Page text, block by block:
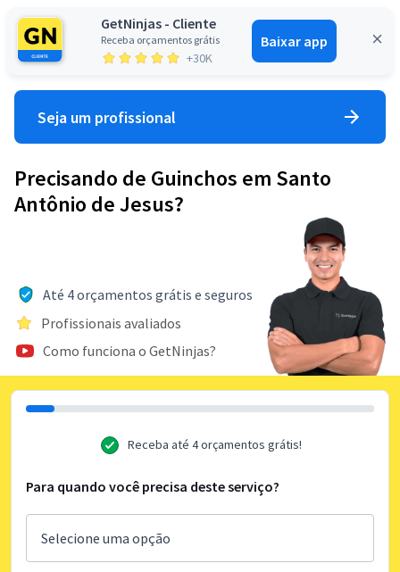
GetNinjas - Cliente
Receba orçamentos grátis
+30K
Baixar app
Entrar
Seja um profissional
Precisando de Guinchos em Santo
Antônio de Jesus?
Até 4 orçamentos grátis e seguros
Profissionais avaliados
Como funciona o GetNinjas?
Receba até 4 orçamentos grátis!
Para quando você precisa deste serviço?